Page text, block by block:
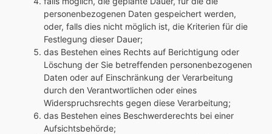
personenbezogenen Daten gespeichert werden,
oder, falls dies nicht möglich ist, die Kriterien für die
Festlegung dieser Dauer;
das Bestehen eines Rechts auf Berichtigung oder
Löschung der Sie betreffenden personenbezogenen
Daten oder auf Einschränkung der Verarbeitung
durch den Verantwortlichen oder eines
Widerspruchsrechts gegen diese Verarbeitung;
das Bestehen eines Beschwerderechts bei einer
Aufsichtsbehörde;